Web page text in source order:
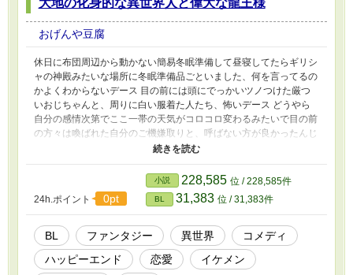
おげんや豆腐
休日に布団周辺から動かない簡易冬眠準備して昼寝してたらギリシ
ャの神殿みたいな場所に冬眠準備品ごといました、何を言ってるの
かよくわからないデース 目の前には頭にでっかいツノつけた厳つ
いおじちゃんと、周りに白い服着た人たち、怖いデース どうやら
自分の感情次第でここ一帯の天気がコロコロ変わるみたいで目の前
の方々は喚ばれた自分のご機嫌取りと、呼ばない方が良かったんじ
ゃねと思ってる自分と、口うるさいおじちゃんとその国のもだも
24h.ポイント 0pt
小説 228,585 位 / 228,585件
BL 31,383 位 / 31,383件
BL ファンタジー 異世界
コメディ
ハッピーエンド
恋愛
イケメン